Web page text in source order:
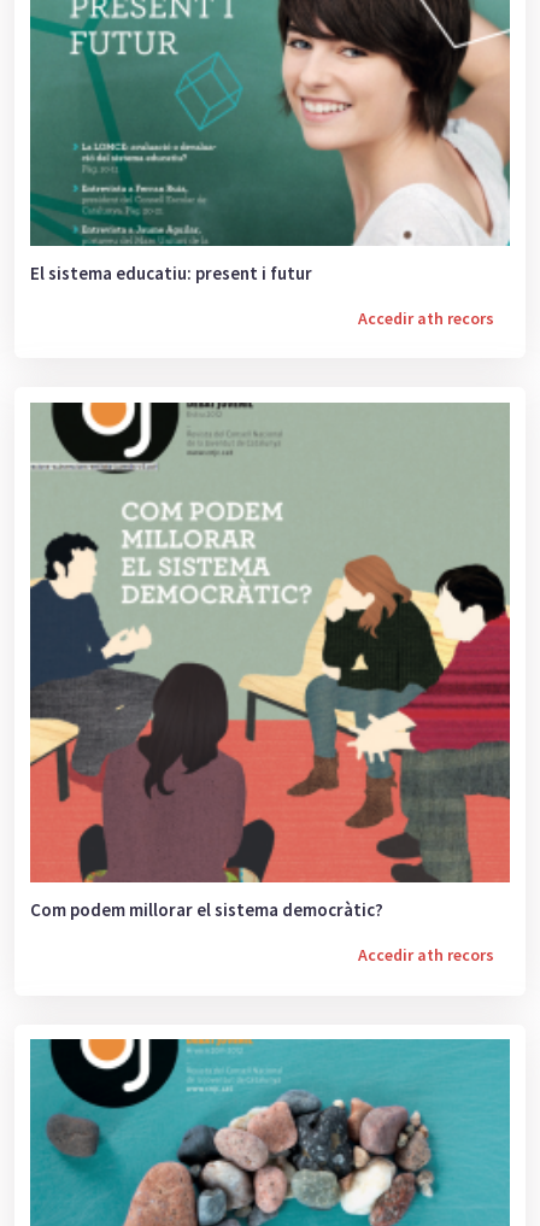
El sistema educatiu: present i futur
Accedir ath recors
Com podem millorar el sistema democràtic?
Accedir ath recors